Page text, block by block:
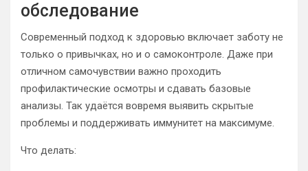
обследование
Современный подход к здоровью включает заботу не
только о привычках, но и о самоконтроле. Даже при
отличном самочувствии важно проходить
профилактические осмотры и сдавать базовые
анализы. Так удаётся вовремя выявить скрытые
проблемы и поддерживать иммунитет на максимуме.
Что делать: